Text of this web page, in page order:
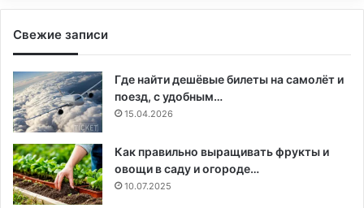
Свежие записи
Где найти дешёвые билеты на самолёт и
поезд, с удобным…
15.04.2026
Как правильно выращивать фрукты и
овощи в саду и огороде…
10.07.2025